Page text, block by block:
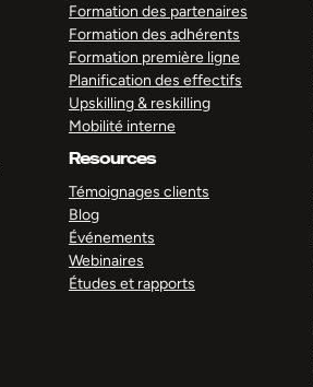
Formation des partenaires
Formation des adhérents
Formation première ligne
Planification des effectifs
Upskilling & reskilling
Mobilité interne
Resources
Témoignages clients
Blog
Événements
Webinaires
Études et rapports